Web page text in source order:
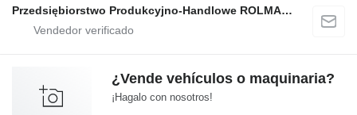
Przedsiębiorstwo Produkcyjno-Handlowe ROLMAPOL Marcin Dziekan
¿Vende vehículos o maquinaria?
¡Hagalo con nosotros!